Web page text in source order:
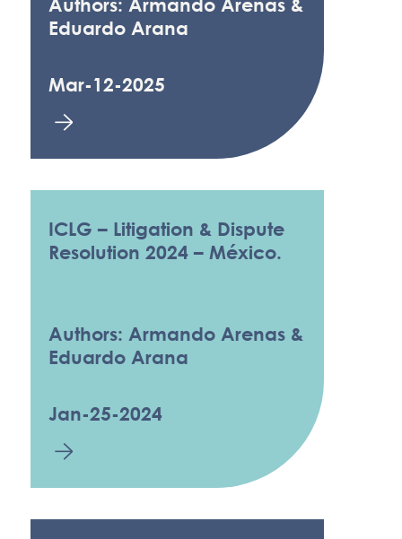
Eduardo Arana
Mar-12-2025
ICLG – Litigation & Dispute
Resolution 2024 – México.
Authors: Armando Arenas &
Eduardo Arana
Jan-25-2024